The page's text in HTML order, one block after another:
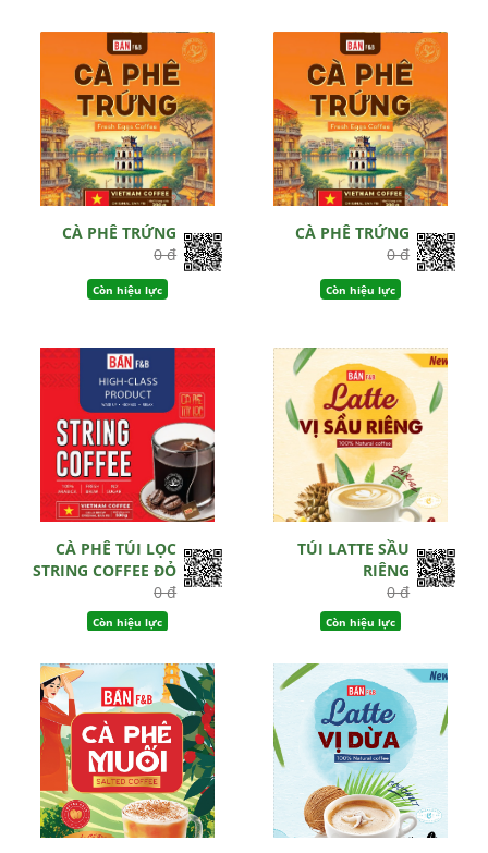
CÀ PHÊ TRỨNG
0 đ
Còn hiệu lực
CÀ PHÊ TRỨNG
0 đ
Còn hiệu lực
CÀ PHÊ TÚI LỌC
STRING COFFEE ĐỎ
0 đ
Còn hiệu lực
TÚI LATTE SẦU
RIÊNG
0 đ
Còn hiệu lực